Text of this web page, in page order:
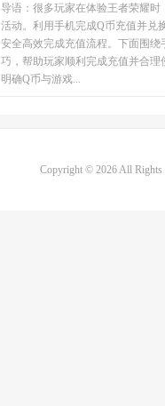
导语：很多玩家在体验王者荣耀
活动。利用手机完成Q币充值并兑
安全高效完成充值流程。下面围
巧，帮助玩家顺利完成充值并合
明确Q币与游戏...
Copyright © 2026 All